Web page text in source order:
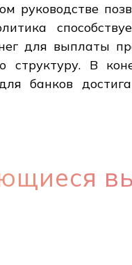
руководстве
для выплаты
структуру. В
банков